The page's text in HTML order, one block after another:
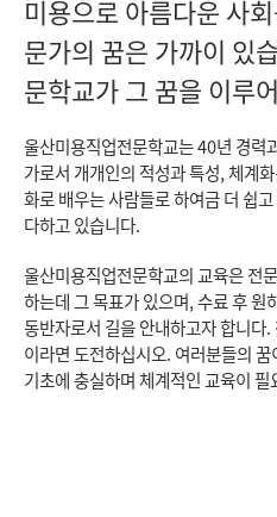
미용으로 아름다운 사
문가의 꿈은 가까이 있
문학교가 그 꿈을 이루
울산미용직업전문학교는 40년 경력
가로서 개개인의 적성과 특성, 체계
화로배우는 사람들로 하여금 더 쉽
다하고 있습니다.
울산미용직업전문학교의 교육은 전
하는데 그 목표가 있으며, 수료 후 원
동반자로서 길을 안내하고자 합니다.
이라면 도전하십시오. 여러분들의
기초에 충실하며 체계적인 교육이 필